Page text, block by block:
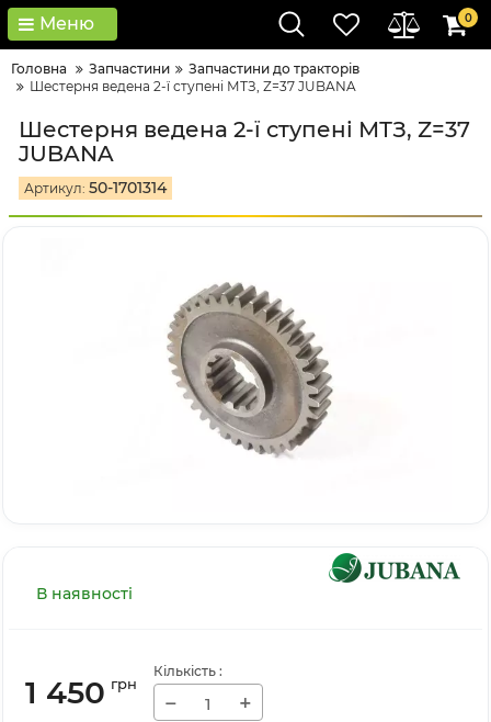
Меню 0
Головна Запчастини
Запчастини до тракторів
Шестерня ведена 2-ї ступені МТЗ, Z=37 JUBANA
Шестерня ведена 2-ї ступені МТЗ, Z=37
JUBANA
Артикул: 50-1701314
В наявності
1 450 грн
Кількість :
− +